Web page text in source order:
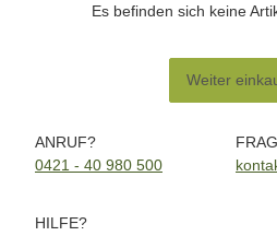
Es befinden sich keine
Weiter
ANRUF?
0421 - 40 980 500
HILFE?